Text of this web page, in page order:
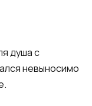
душа с
невыносимо